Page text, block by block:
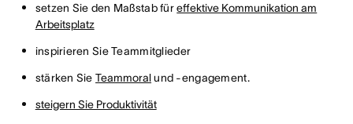
setzen Sie den Maßstab füreffektive Kommunikation am
Arbeitsplatz
inspirieren Sie Teammitglieder
stärken SieTeammoralund -engagement.
steigern Sie Produktivität